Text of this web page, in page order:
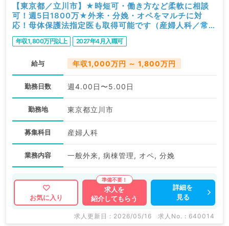
【東京都／立川市】★時短可・働き方など柔軟に相談
可！週5日1800万★外来・分娩・オペをマルチに対
応！母体保護法指定医も取得可能です（産婦人科／常
勤）
年収1,800万円以上 2027年4月入職可
給与 年収1,000万円 ～ 1,800万円
勤務日数 週4.00日〜5.00日
勤務地 東京都立川市
募集科目 産婦人科
業務内容 一般外来, 病棟管理, オペ, 分娩
お気に入り
求人を
紹介してもらう
詳細を
見る
求人更新日 : 2026/05/16 求人No. : 640014